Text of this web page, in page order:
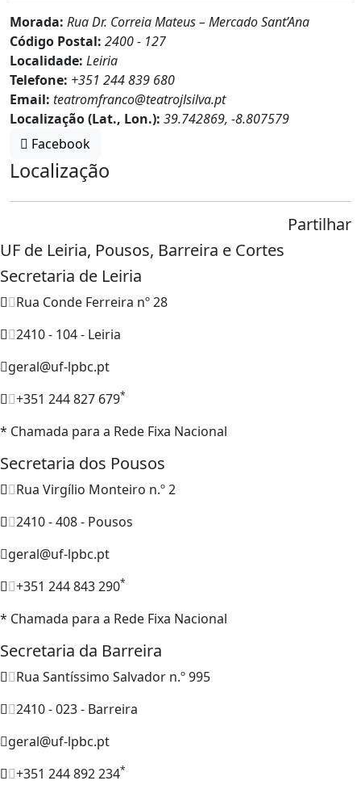
Morada: Rua Dr. Correia Mateus – Mercado Sant’Ana
Código Postal: 2400 - 127
Localidade: Leiria
Telefone: +351 244 839 680
Email: teatromfranco@teatrojlsilva.pt
Localização (Lat., Lon.): 39.742869, -8.807579
Facebook
Localização
Partilhar
UF de Leiria, Pousos, Barreira e Cortes
Secretaria de Leiria
Rua Conde Ferreira nº 28
2410 - 104 - Leiria
geral@uf-lpbc.pt
+351 244 827 679*
* Chamada para a Rede Fixa Nacional
Secretaria dos Pousos
Rua Virgílio Monteiro n.º 2
2410 - 408 - Pousos
geral@uf-lpbc.pt
+351 244 843 290*
* Chamada para a Rede Fixa Nacional
Secretaria da Barreira
Rua Santíssimo Salvador n.º 995
2410 - 023 - Barreira
geral@uf-lpbc.pt
+351 244 892 234*